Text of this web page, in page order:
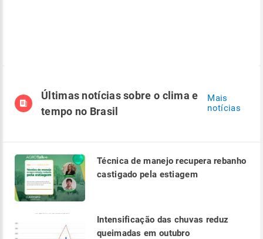
Últimas notícias sobre o clima e
tempo no Brasil
Mais
notícias
Técnica de manejo recupera rebanho
castigado pela estiagem
Intensificação das chuvas reduz
queimadas em outubro